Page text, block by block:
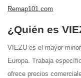
Remap101.com
¿Quién es
VIEZU es el mayor
Europa. Trabaja
ofrece precios